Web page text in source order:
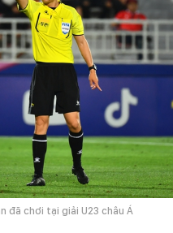
đã chơi tại giải U23 châu Á